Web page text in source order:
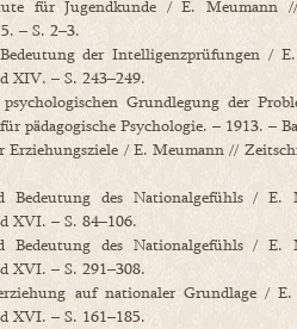
für Jugendkunde / E. Meumann
– S. 2–3.
der Intelligenzprüfungen /
XIV. – S. 243–249.
Grundlegung der
pädagogische Psychologie. – 1913. –
Erziehungsziele / E. Meumann //
Bedeutung des Nationalgefühls / E.
XVI. – S. 84–106.
Bedeutung des Nationalgefühls / E.
XVI. – S. 291–308.
auf nationaler Grundlage /
XVI. – S. 161–185.